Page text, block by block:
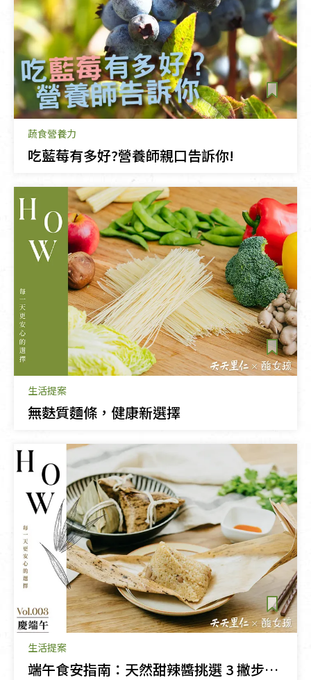
蔬食營養力
吃藍莓有多好?營養師親口告訴你!
生活提案
無麩質麵條，健康新選擇
生活提案
端午食安指南：天然甜辣醬挑選 3 撇步，避開色素與高鈉地雷！